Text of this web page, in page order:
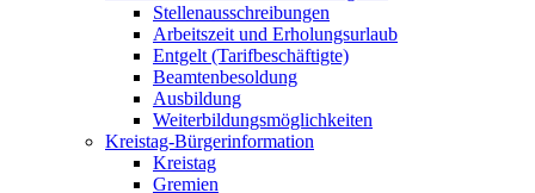
Stellenausschreibungen
Arbeitszeit und Erholungsurlaub
Entgelt (Tarifbeschäftigte)
Beamtenbesoldung
Ausbildung
Weiterbildungsmöglichkeiten
Kreistag-Bürgerinformation
Kreistag
Gremien